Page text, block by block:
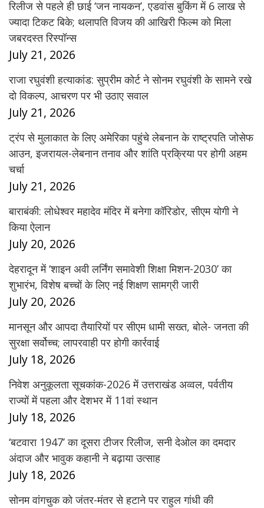
रिलीज से पहले ही छाई ‘जन नायकन’, एडवांस बुकिंग में 6 लाख से
ज्यादा टिकट बिके; थलापति विजय की आखिरी फिल्म को मिला
जबरदस्त रिस्पॉन्स
July 21, 2026
राजा रघुवंशी हत्याकांड: सुप्रीम कोर्ट ने सोनम रघुवंशी के सामने रखे
दो विकल्प, आचरण पर भी उठाए सवाल
July 21, 2026
ट्रंप से मुलाकात के लिए अमेरिका पहुंचे लेबनान के राष्ट्रपति जोसेफ
आउन, इजरायल-लेबनान तनाव और शांति प्रक्रिया पर होगी अहम
चर्चा
July 21, 2026
बाराबंकी: लोधेश्वर महादेव मंदिर में बनेगा कॉरिडोर, सीएम योगी ने
किया ऐलान
July 20, 2026
देहरादून में ‘शाइन अवी लर्निंग समावेशी शिक्षा मिशन-2030’ का
शुभारंभ, विशेष बच्चों के लिए नई शिक्षण सामग्री जारी
July 20, 2026
मानसून और आपदा तैयारियों पर सीएम धामी सख्त, बोले- जनता की
सुरक्षा सर्वोच्च; लापरवाही पर होगी कार्रवाई
July 18, 2026
निवेश अनुकूलता सूचकांक-2026 में उत्तराखंड अव्वल, पर्वतीय
राज्यों में पहला और देशभर में 11वां स्थान
July 18, 2026
‘बटवारा 1947’ का दूसरा टीजर रिलीज, सनी देओल का दमदार
अंदाज और भावुक कहानी ने बढ़ाया उत्साह
July 18, 2026
सोनम वांगचुक को जंतर-मंतर से हटाने पर राहुल गांधी की